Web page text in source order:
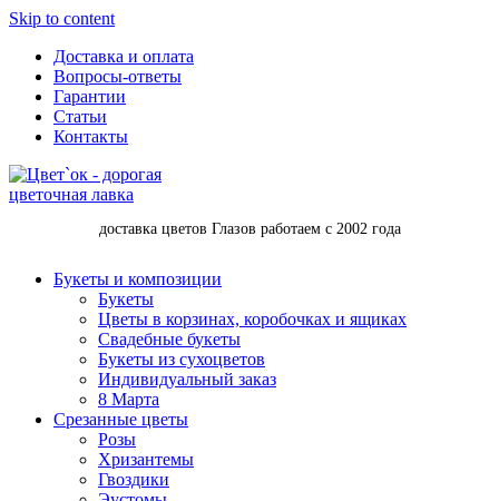
Skip to content
Доставка и оплата
Вопросы-ответы
Гарантии
Статьи
Контакты
доставка цветов Глазов работаем с 2002 года
Букеты и композиции
Букеты
Цветы в корзинах, коробочках и ящиках
Свадебные букеты
Букеты из сухоцветов
Индивидуальный заказ
8 Марта
Срезанные цветы
Розы
Хризантемы
Гвоздики